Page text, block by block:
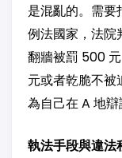
是混亂的。需要
例法國家，法院
翻牆被罰 500
元或者乾脆不被
為自己在 A 地辯
執法手段與違法